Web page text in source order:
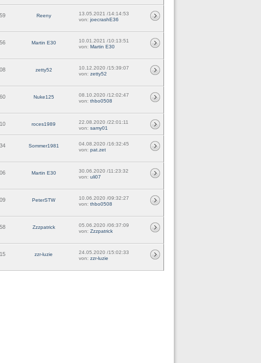
Reeny
13.05.2021 /14:14:53
von: joecrashE36
Martin E30
10.01.2021 /10:13:51
von: Martin E30
zetty52
10.12.2020 /15:39:07
von: zetty52
Nuke125
08.10.2020 /12:02:47
von: thbo0508
roces1989
22.08.2020 /22:01:11
von: samy01
Sommer1981
04.08.2020 /16:32:45
von: pat.zet
Martin E30
30.06.2020 /11:23:32
von: uli07
PeterSTW
10.06.2020 /09:32:27
von: thbo0508
Zzzpatrick
05.06.2020 /06:37:09
von: Zzzpatrick
zzr-luzie
24.05.2020 /15:02:33
von: zzr-luzie